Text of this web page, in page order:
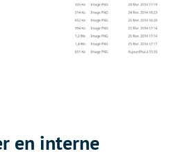
en interne